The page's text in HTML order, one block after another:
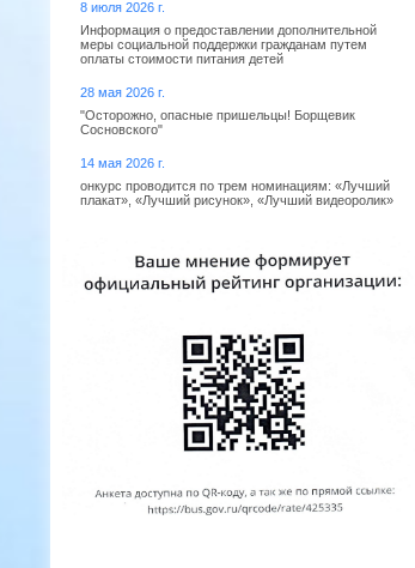
8 июля 2026 г.
Информация о предоставлении дополнительной
меры социальной поддержки гражданам путем
оплаты стоимости питания детей
28 мая 2026 г.
"Осторожно, опасные пришельцы! Борщевик
Сосновского"
14 мая 2026 г.
онкурс проводится по трем номинациям: «Лучший
плакат», «Лучший рисунок», «Лучший видеоролик»